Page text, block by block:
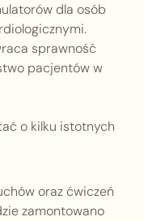
dla osób
sprawność
pacjentów w
o kilku istotnych
oraz ćwiczeń
zamontowano